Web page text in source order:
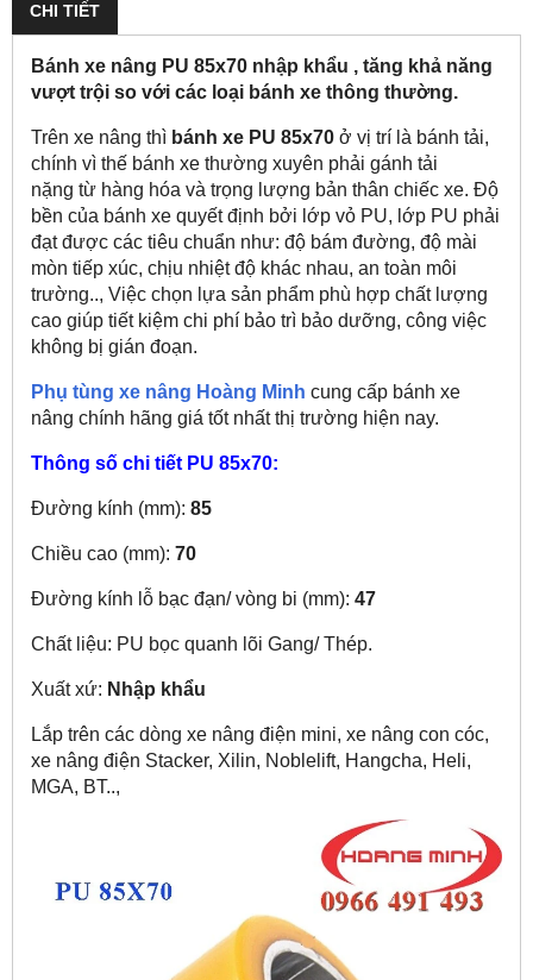
CHI TIẾT
Bánh xe nâng PU 85x70 nhập khẩu , tăng khả năng
vượt trội so với các loại bánh xe thông thường.
Trên xe nâng thì bánh xe PU 85x70 ở vị trí là bánh tải,
chính vì thế bánh xe thường xuyên phải gánh tải
nặng từ hàng hóa và trọng lượng bản thân chiếc xe. Độ
bền của bánh xe quyết định bởi lớp vỏ PU, lớp PU phải
đạt được các tiêu chuẩn như: độ bám đường, độ mài
mòn tiếp xúc, chịu nhiệt độ khác nhau, an toàn môi
trường.., Việc chọn lựa sản phẩm phù hợp chất lượng
cao giúp tiết kiệm chi phí bảo trì bảo dưỡng, công việc
không bị gián đoạn.
Phụ tùng xe nâng Hoàng Minh cung cấp bánh xe
nâng chính hãng giá tốt nhất thị trường hiện nay.
Thông số chi tiết PU 85x70:
Đường kính (mm): 85
Chiều cao (mm): 70
Đường kính lỗ bạc đạn/ vòng bi (mm): 47
Chất liệu: PU bọc quanh lõi Gang/ Thép.
Xuất xứ: Nhập khẩu
Lắp trên các dòng xe nâng điện mini, xe nâng con cóc,
xe nâng điện Stacker, Xilin, Noblelift, Hangcha, Heli,
MGA, BT..,